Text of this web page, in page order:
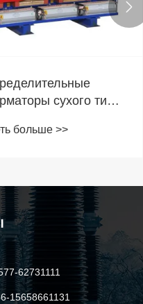
сухого типа
безопасность и
больше >>

62731111
15658661131